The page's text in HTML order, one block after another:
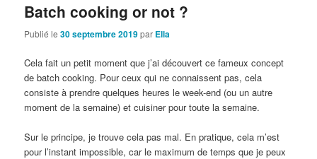
Batch cooking or not ?
Publié le30 septembre 2019par Ella
Cela fait un petit moment que j’ai découvert ce fameux concept
de batch cooking. Pour ceux qui ne connaissent pas, cela
consiste à prendre quelques heures le week-end (ou un autre
moment de la semaine) et cuisiner pour toute la semaine.
Sur le principe, je trouve cela pas mal. En pratique, cela m’est
pour l’instant impossible, car le maximum de temps que je peux